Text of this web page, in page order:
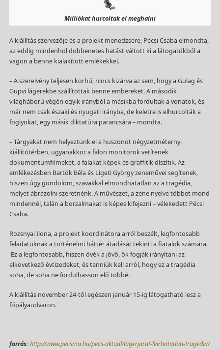
Milliókat hurcoltak el meghalni
A kiállítás szervezője és a projekt menedzsere, Pécsi Csaba elmondta,
az eddig mindenhol döbbenetes hatást váltott ki a látogatókból a
vagon a benne kialakított emlékekkel.
– A szerelvény teljesen korhű, nincs kizárva az sem, hogy a Gulag és
Gupvi lágerekbe szállítottak benne embereket. A második
világháború végén egyik irányból a másikba fordultak a vonatok, és
már nem csak északi és nyugati irányba, de keletre is elhurcolták a
foglyokat, egy másik diktatúra parancsára – mondta.
– Tárgyakat nem helyeztünk el a huszonöt négyzetméternyi
kiállítótérben, ugyanakkor a falon monitorok vetítenek
dokumentumfilmeket, a falakat képek és graffitik díszítik. Az
emlékezésben Bartók Béla és Ligeti György zeneművei segítenek,
hiszen úgy gondolom, szavakkal elmondhatatlan az a tragédia,
melyet ábrázolni szeretnénk. A művészet, a zene nyelve többet mond
mindennél, talán a borzalmakat is képes kifejezni – vélekedett Pécsi
Csaba.
Rozsnyai Ilona, a projekt koordinátora arról beszélt, legfontosabb
feladatuknak a történelmi háttér átadását tekinti a fiatalok számára.
Ez a legfontosabb, hiszen övék a jövő, ők fogják irányítani az
elkövetkező évtizedeket, és tenniük kell arról, hogy ez a tragédia
soha, de soha ne fordulhasson elő többé.
A kiállítás november 24-től egészen január 15-ig látogatható lesz a
főpályaudvaron.
forrás:http://www.pecsma.hu/pecs-aktual/lagerjarat-leirhatatlan-tragedia/